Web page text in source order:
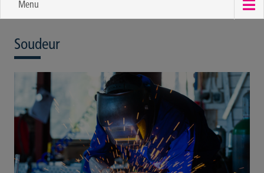
Menu
Soudeur